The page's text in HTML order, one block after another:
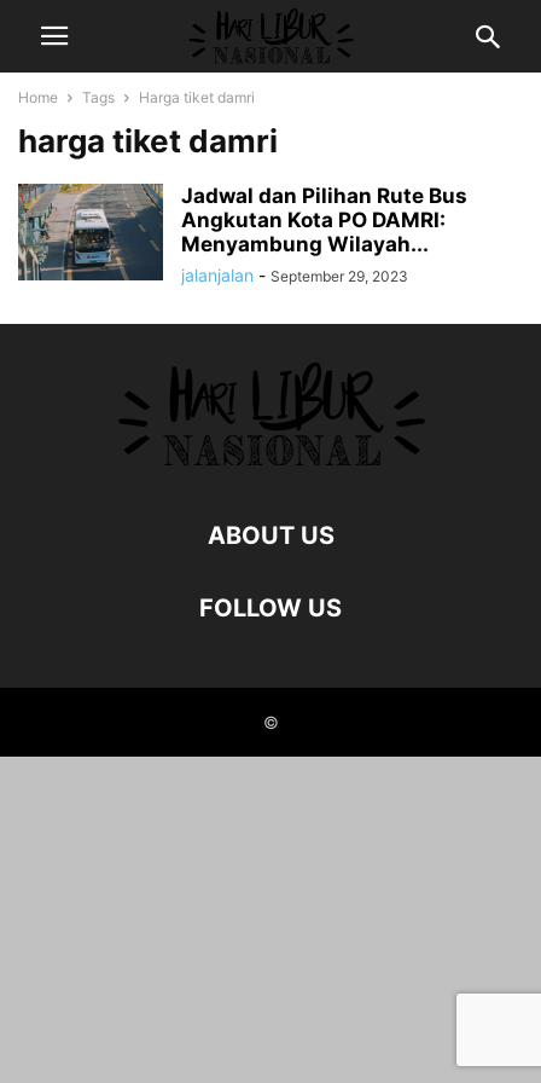
Home Tags Harga tiket damri
harga tiket damri
Jadwal dan Pilihan Rute Bus
Angkutan Kota PO DAMRI:
Menyambung Wilayah...
jalanjalan - September 29, 2023
ABOUT US
FOLLOW US
©